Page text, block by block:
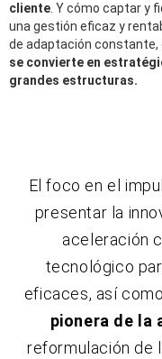
cliente . Y cómo captary
una gestión eficaz y
de adaptación constante,
se convierte en
grandes estructuras.
El foco en el
presentar la
aceleración
tecnológico
eficaces, así como
pionera de la
reformulación de